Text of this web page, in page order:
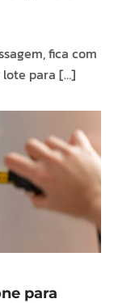
fica com
lote para […]
para